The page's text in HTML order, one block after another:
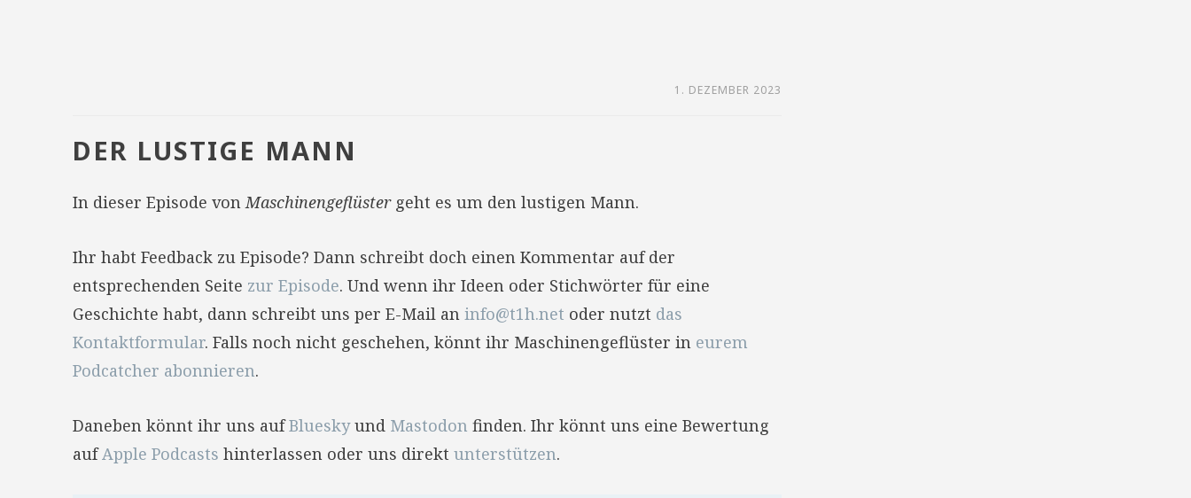
1. DEZEMBER 2023
DER LUSTIGE MANN
In dieser Episode vonMaschinengeflüstergeht es um den lustigen Mann.
Ihr habt Feedback zu Episode? Dann schreibt doch einen Kommentar auf der
entsprechenden Seite zur Episode. Und wenn ihr Ideen oder Stichwörter für eine
Geschichte habt, dann schreibt uns per E-Mail an info@t1h.net oder nutzt das
Kontaktformular. Falls noch nicht geschehen, könnt ihr Maschinengeflüster in eurem
Podcatcher abonnieren.
Daneben könnt ihr uns aufBlueskyund Mastodon finden. Ihr könnt uns eine Bewertung
aufApple Podcasts hinterlassen oder uns direkt unterstützen.